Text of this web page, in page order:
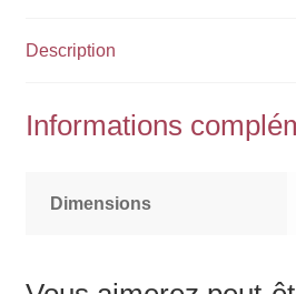
Description
Informations
Dimensions